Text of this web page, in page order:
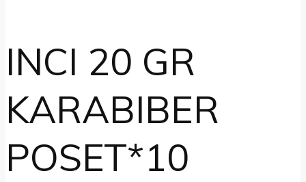
INCI 20 GR
KARABIBER
POSET*10